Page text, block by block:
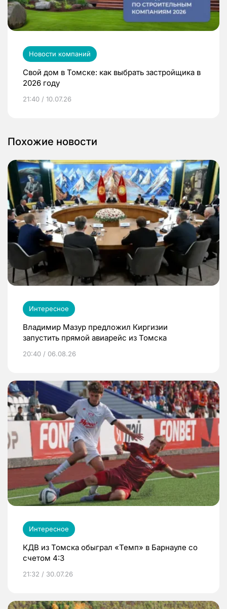
Новости компаний
Свой дом в Томске: как выбрать застройщика в
2026 году
21:40 / 10.07.26
Похожие новости
Интересное
Владимир Мазур предложил Киргизии
запустить прямой авиарейс из Томска
20:40 / 06.08.26
Интересное
КДВ из Томска обыграл «Темп» в Барнауле со
счетом 4:3
21:32 / 30.07.26